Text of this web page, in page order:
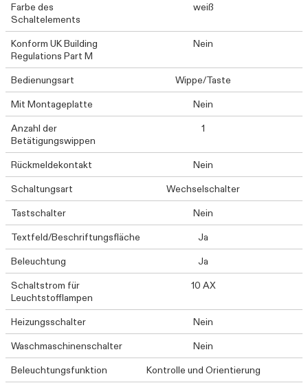
Farbe des
Schaltelements
weiß
Konform UK Building
Regulations Part M
Nein
Bedienungsart
Wippe/Taste
Mit Montageplatte
Nein
Anzahl der
Betätigungswippen
1
Rückmeldekontakt
Nein
Schaltungsart
Wechselschalter
Tastschalter
Nein
Textfeld/Beschriftungsfläche
Ja
Beleuchtung
Ja
Schaltstrom für
Leuchtstofflampen
10 AX
Heizungsschalter
Nein
Waschmaschinenschalter
Nein
Beleuchtungsfunktion
Kontrolle und Orientierung